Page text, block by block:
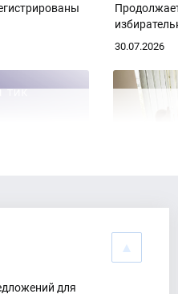
кандидатов
30.07.2026
Заседание
20.07.2026
для